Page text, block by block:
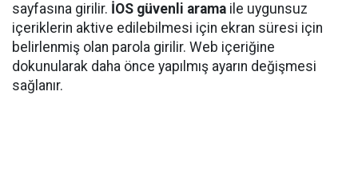
sayfasına girilir. İOS güvenli arama ile uygunsuz
içeriklerin aktive edilebilmesi için ekran süresi için
belirlenmiş olan parola girilir. Web içeriğine
dokunularak daha önce yapılmış ayarın değişmesi
sağlanır.